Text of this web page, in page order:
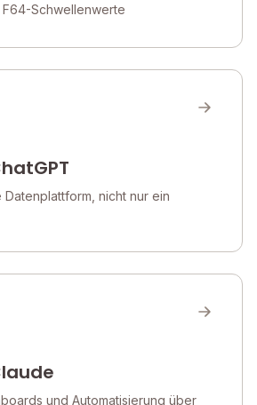
Schwellenwerte
nicht nur ein
und Automatisierung über